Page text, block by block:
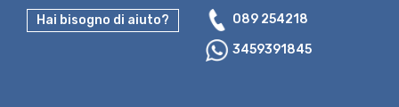
Hai bisogno di aiuto?
089 254218
3459391845